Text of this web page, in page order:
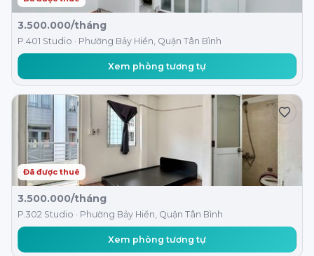
3.500.000/tháng
P.401 Studio · Phường Bảy Hiền, Quận Tân Bình
Xem phòng tương tự
Đã được thuê
3.500.000/tháng
P.302 Studio · Phường Bảy Hiền, Quận Tân Bình
Xem phòng tương tự